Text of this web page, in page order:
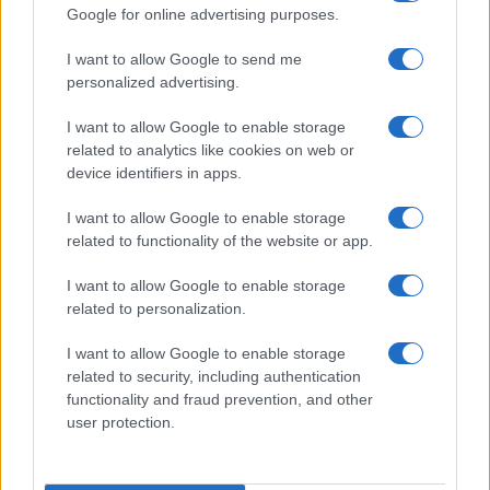
Google for online advertising purposes.
I want to allow Google to send me
personalized advertising.
I want to allow Google to enable storage
related to analytics like cookies on web or
device identifiers in apps.
I want to allow Google to enable storage
related to functionality of the website or app.
I want to allow Google to enable storage
related to personalization.
I want to allow Google to enable storage
related to security, including authentication
functionality and fraud prevention, and other
user protection.
Superbonus, l’Ue certifica il disastro
da 170 miliardi
diEnrico Foscarini
8 Luglio 2026, 17:44